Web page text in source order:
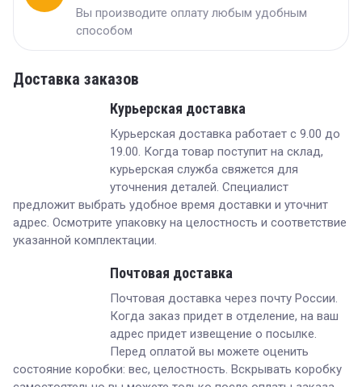
Вы производите оплату любым удобным
способом
Доставка заказов
Курьерская доставка
Курьерская доставка работает с 9.00 до
19.00. Когда товар поступит на склад,
курьерская служба свяжется для
уточнения деталей. Специалист
предложит выбрать удобное время доставки и уточнит
адрес. Осмотрите упаковку на целостность и соответствие
указанной комплектации.
Почтовая доставка
Почтовая доставка через почту России.
Когда заказ придет в отделение, на ваш
адрес придет извещение о посылке.
Перед оплатой вы можете оценить
состояние коробки: вес, целостность. Вскрывать коробку